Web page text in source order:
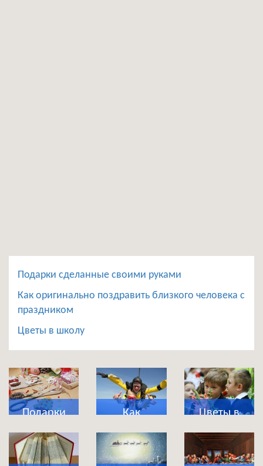
Подарки сделанные своими руками
Как оригинально поздравить близкого человека с
праздником
Цветы в школу
Подарки
сделанные
своими
руками
Как
оригинально
поздравить
близкого
Цветы в
школу